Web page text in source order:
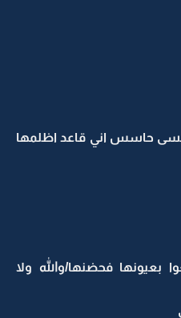
حاسس اني قاعد اظلمها
بعيونها فحضنها/والله ولا